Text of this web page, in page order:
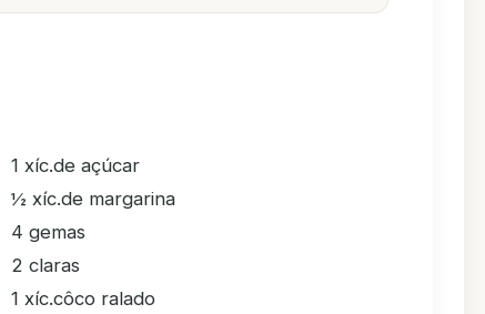
1 xíc.de açúcar
½ xíc.de margarina
4 gemas
2 claras
1 xíc.côco ralado